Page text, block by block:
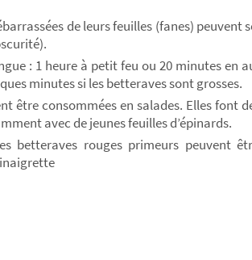
de leurs feuilles (fanes) peuvent
: 1 heure à petit feu ou 20 minutes en
minutes si les betteraves sont grosses.
être consommées en salades. Elles font
avec de jeunes feuilles d’épinards.
betteraves rouges primeurs peuvent